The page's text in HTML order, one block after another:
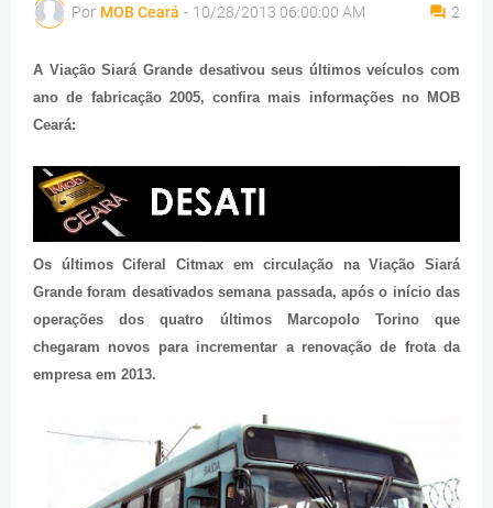
Por MOB Ceará - 10/28/2013 06:00:00 AM 2
A Viação Siará Grande desativou seus últimos veículos com
ano de fabricação 2005, confira mais informações no MOB
Ceará:
Os últimos Ciferal Citmax em circulação na Viação Siará
Grande foram desativados semana passada, após o início das
operações dos quatro últimos Marcopolo Torino que
chegaram novos para incrementar a renovação de frota da
empresa em 2013.